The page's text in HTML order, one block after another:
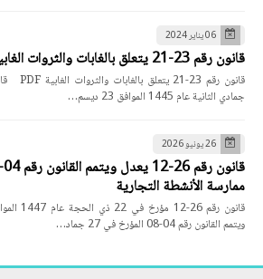
06 يناير 2024
قانون رقم 23-21 يتعلق بالغابات والثروات الغابية PDF
جمادي الثانية عام 1445 الموافق 23 ديسم…
26 يونيو 2026
ممارسة الأنشطة التجارية
ويتمم القانون رقم 04-08 المؤرخ في 27 جماد…